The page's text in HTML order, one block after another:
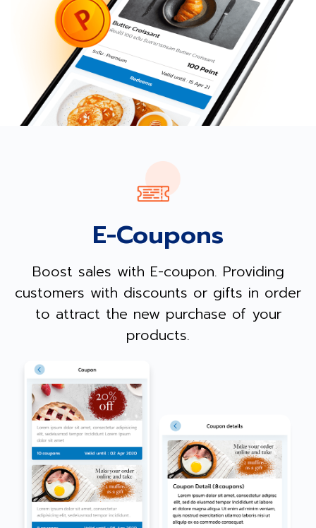
E-Coupons
Boost sales with E-coupon. Providing
customers with discounts or gifts in order
to attract the new purchase of your
products.